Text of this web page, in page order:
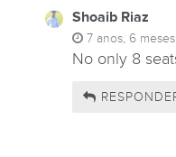
Shoaib Riaz
7 anos, 6
No only 8